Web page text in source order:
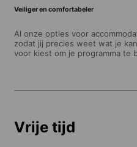
Veiliger en comfortabeler
Al onze opties voor
zodat jij precies weet wat je
voor kiest om je programma te
Vrije tijd